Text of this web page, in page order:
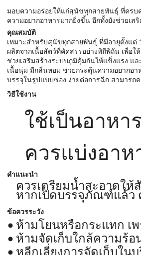
มอบความอร่อยให้แก่สุนัขทุกสายพันธุ์ ที่ครบ
ความอยากอาหารมากยิ่งขึ้น อีกทั้งยังช่วยเ
คุณสมบัติ
เหมาะสำหรับสุนัขทุกสายพันธุ์ ที่มีอายุตั้งแต่
ผลิตจากเนื้อสัตว์ที่คัดสรรอย่างพิถีพิถัน เพื่อ
ช่วยเสริมสร้างระบบภูมิคุ้มกันให้แข็งแรง แ
เนื้อนุ่ม มีกลิ่นหอม ช่วยกระตุ้นความอยากอา
บรรจุในรูปแบบซอง ง่ายต่อการฉีก สามารถ
วิธีใช้งาน
ใช้เป็นอาหา
ควรแบ่งอา
คำแนะนำ
ควรเตรียมน้ำสะอาดให้
หากเปิดบรรจุภัณฑ์แล้ว
ข้อควรระวัง
ห้ามโยนหรือกระแทก เ
ห้ามจัดเก็บใกล้ความร้อ